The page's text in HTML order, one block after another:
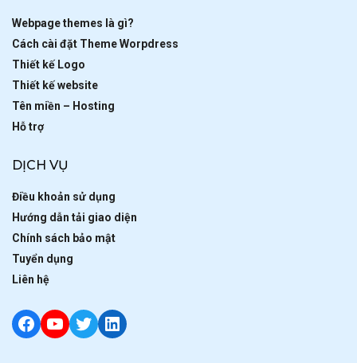
Webpage themes là gì?
Cách cài đặt Theme Worpdress
Thiết kế Logo
Thiết kế website
Tên miền – Hosting
Hỗ trợ
DỊCH VỤ
Điều khoản sử dụng
Hướng dẫn tải giao diện
Chính sách bảo mật
Tuyển dụng
Liên hệ
Facebook
YouTube
TwitterLinkedIn